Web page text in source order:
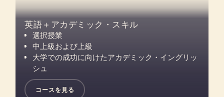
英語＋アカデミック・スキル
選択授業
中上級および上級
大学での成功に向けたアカデミック・イングリッ
シュ
コースを見る